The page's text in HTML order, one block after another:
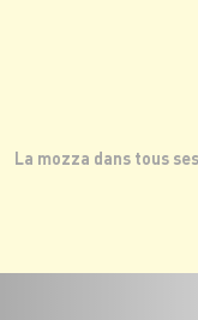
La mozza dans tous